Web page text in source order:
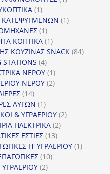
11
προϊόν
ΚΑΤΕΨΥΓΜΕΝΩΝ 11
11
προϊόν
ΚΟΠΤΙΚΑ 11
προϊόν
ΚΟΥΖΙΝΑΣ SNACK 8484
STATIONS 44
προϊόντα
ΝΕΡΟΥ 11
προϊόν
ΝΕΡΟΥ 22
1414
προϊόντα
ΑΥΓΩΝ 11
προϊόν
& ΥΓΡΑΕΡΙΟΥ 22
ΗΛΕΚΤΡΙΚΑ 22
ΕΣΤΙΕΣ 1313
προϊόντα
Η' ΥΓΡΑΕΡΙΟΥ 11
1010
ΥΓΡΑΕΡΙΟΥ 22